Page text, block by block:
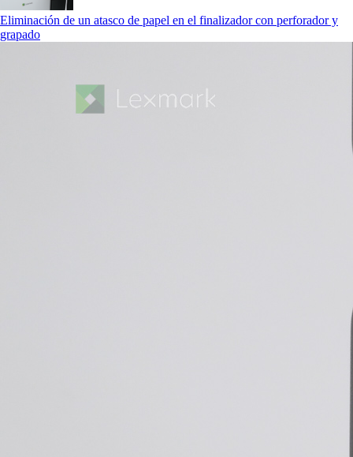
Eliminación de un atasco de papel en el finalizador con perforador y
grapado